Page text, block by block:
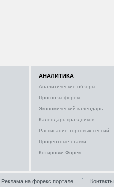
АНАЛИТИКА
Аналитические обзоры
Прогнозы форекс
Экономический календарь
Календарь праздников
Расписание торговых сессий
Процентные ставки
Котировки Форекс
Реклама на форекс портале Контакты